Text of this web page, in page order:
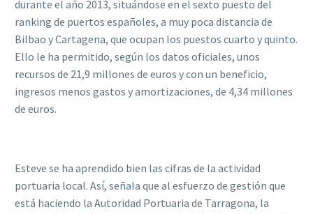
durante el año 2013, situándose en el sexto puesto del
ranking de puertos españoles, a muy poca distancia de
Bilbao y Cartagena, que ocupan los puestos cuarto y quinto.
Ello le ha permitido, según los datos oficiales, unos
recursos de 21,9 millones de euros y con un beneficio,
ingresos menos gastos y amortizaciones, de 4,34 millones
de euros.
Esteve se ha aprendido bien las cifras de la actividad
portuaria local. Así, señala que al esfuerzo de gestión que
está haciendo la Autoridad Portuaria de Tarragona, la